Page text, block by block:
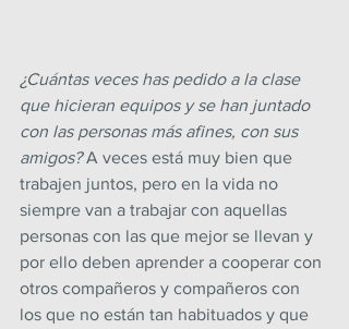
¿Cuántas veces has pedido a la clase
que hicieran equipos y se han juntado
con las personas más afines, con sus
amigos? A veces está muy bien que
trabajen juntos, pero en la vida no
siempre van a trabajar con aquellas
personas con las que mejor se llevan y
por ello deben aprender a cooperar con
otros compañeros y compañeros con
los que no están tan habituados y que